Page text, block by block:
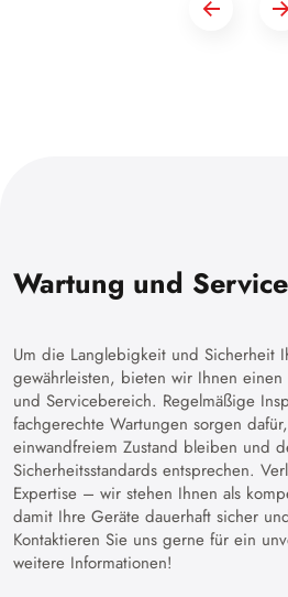
Wartung und Service
Um die Langlebigkeit und Sicherheit
gewährleisten, bieten wir Ihnen einen
und Servicebereich. Regelmäßige
fachgerechte Wartungen sorgen
einwandfreiem Zustand bleiben und
Sicherheitsstandards entsprechen.
Expertise – wir stehen Ihnen als
damit Ihre Geräte dauerhaft sicher
Kontaktieren Sie uns gerne für ein
weitere Informationen!